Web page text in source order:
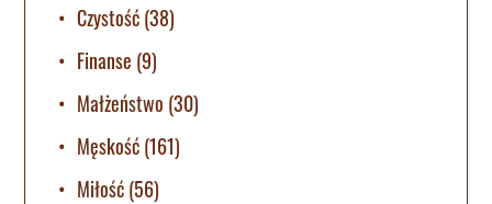
Czystość(38)
Finanse (9)
Małżeństwo (30)
Męskość(161)
Miłość(56)